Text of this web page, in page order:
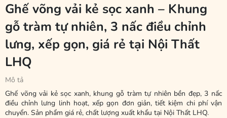
Ghế võng vải kẻ sọc xanh – Khung
gỗ tràm tự nhiên, 3 nấc điều chỉnh
lưng, xếp gọn, giá rẻ tại Nội Thất
LHQ
Mô tả
Ghế võng vải kẻ sọc xanh, khung gỗ tràm tự nhiên bền đẹp, 3 nấc
điều chỉnh lưng linh hoạt, xếp gọn đơn giản, tiết kiệm chi phí vận
chuyển. Sản phẩm giá rẻ, chất lượng xuất khẩu tại Nội Thất LHQ.